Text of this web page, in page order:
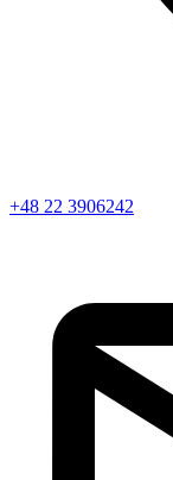
+48 22 3906242